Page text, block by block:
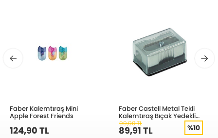
Faber Kalemtıraş Mini
Apple Forest Friends
124,90 TL
Faber Castell Metal Tekli
Kalemtıraş Bıçak Yedekli
185611
99,90 TL
89,91 TL %10